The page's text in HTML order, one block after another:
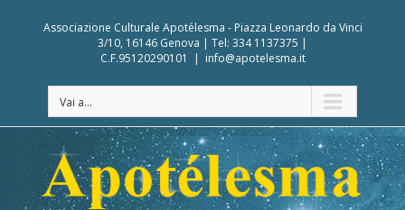
Associazione Culturale Apotélesma - Piazza Leonardo da Vinci
3/10, 16146 Genova | Tel: 334 1137375 |
C.F.95120290101
| info@apotelesma.it
Vai a...